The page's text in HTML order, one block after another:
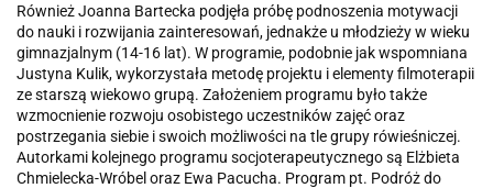
Również Joanna Bartecka podjęła próbę podnoszenia motywacji
do nauki i rozwijania zainteresowań, jednakże u młodzieży w wieku
gimnazjalnym (14-16 lat). W programie, podobnie jak wspomniana
Justyna Kulik, wykorzystała metodę projektu i elementy filmoterapii
ze starszą wiekowo grupą. Założeniem programu było także
wzmocnienie rozwoju osobistego uczestników zajęć oraz
postrzegania siebie i swoich możliwości na tle grupy rówieśniczej.
Autorkami kolejnego programu socjoterapeutycznego są Elżbieta
Chmielecka-Wróbel oraz Ewa Pacucha. Program pt. Podróż do